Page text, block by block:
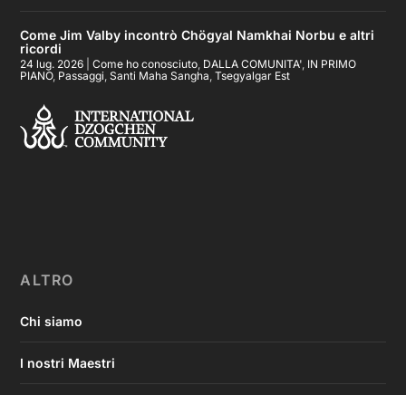
Come Jim Valby incontrò Chögyal Namkhai Norbu e altri
ricordi
24 lug. 2026 |Come ho conosciuto, DALLA COMUNITA', IN PRIMO
PIANO, Passaggi,Santi Maha Sangha,Tsegyalgar Est
ALTRO
Chi siamo
I nostri Maestri